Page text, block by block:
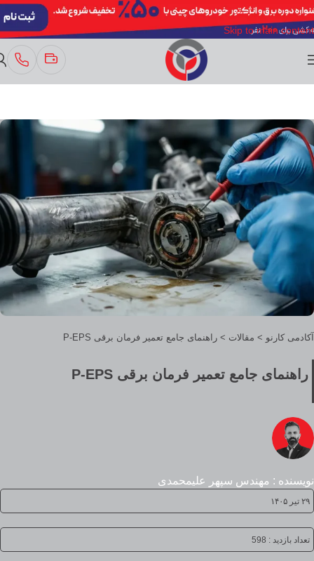
Skip to navigation
Skip to main content
آکادمی کارنو > مقالات > راهنمای جامع تعمیر فرمان برقی P-EPS
راهنمای جامع تعمیر فرمان برقی P-EPS
نویسنده : مهندس سپهر علیمحمدی
۲۹ تیر ۱۴۰۵
تعداد بازدید : 598